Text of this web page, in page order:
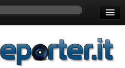
D’Ambra